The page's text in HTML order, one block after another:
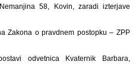
58, Kovin, zaradi izterjave
Zakona o pravdnem postopku – ZPP
odvetnica Kvaternik Barbara,